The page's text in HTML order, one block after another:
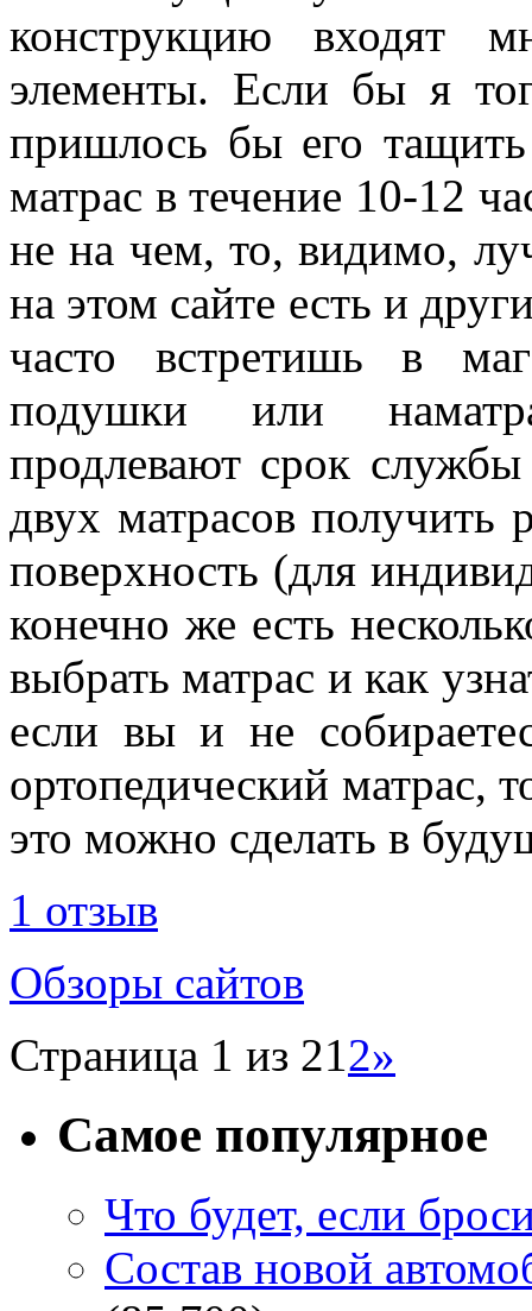
конструкцию входят
элементы. Если бы я
пришлось бы его тащить
матрас в течение 10-12
не на чем, то, видимо,
на этом сайте есть и
часто встретишь в
подушки или
продлевают срок
двух матрасов
поверхность (для
конечно же есть
выбрать матрас и как
если вы и не
ортопедический матрас,
это можно сделать в
1 отзыв
Обзоры сайтов
Страница 1 из 212»
Самое популярное
Что будет, если
Состав новой